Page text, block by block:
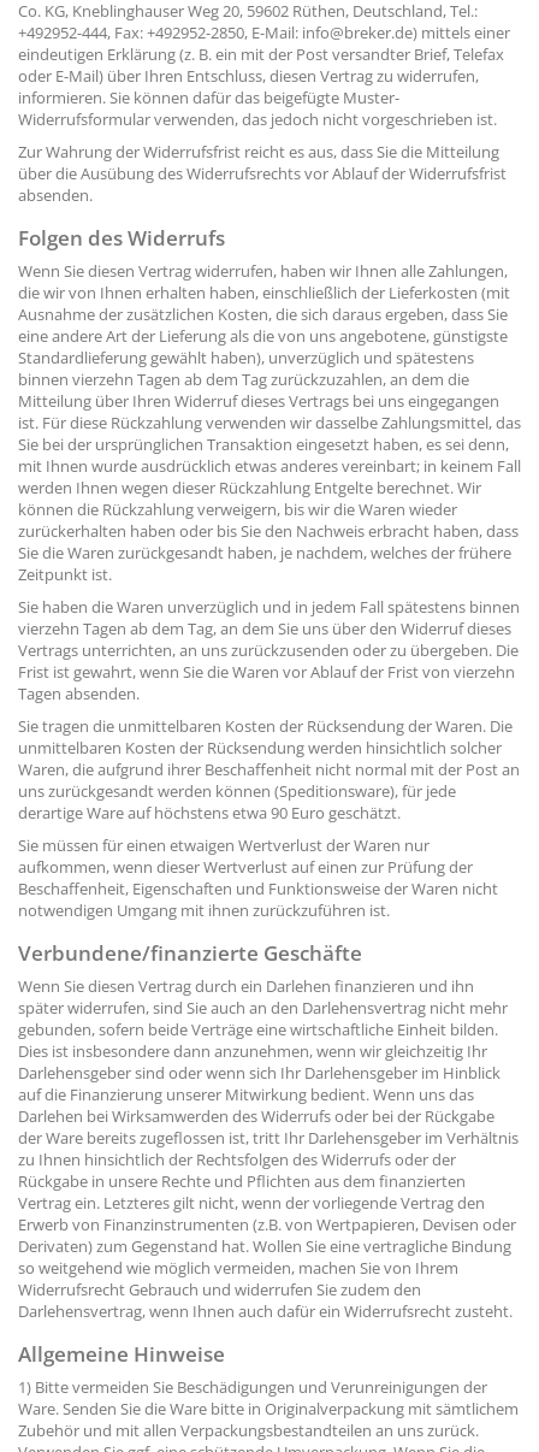
Co. KG, Kneblinghauser Weg 20, 59602 Rüthen, Deutschland, Tel.:
+492952-444, Fax: +492952-2850, E-Mail: info@breker.de) mittels einer
eindeutigen Erklärung (z. B. ein mit der Post versandter Brief, Telefax
oder E-Mail) über Ihren Entschluss, diesen Vertrag zu widerrufen,
informieren. Sie können dafür das beigefügte Muster-
Widerrufsformular verwenden, das jedoch nicht vorgeschrieben ist.
Zur Wahrung der Widerrufsfrist reicht es aus, dass Sie die Mitteilung
über die Ausübung des Widerrufsrechts vor Ablauf der Widerrufsfrist
absenden.
Folgen des Widerrufs
Wenn Sie diesen Vertrag widerrufen, haben wir Ihnen alle Zahlungen,
die wir von Ihnen erhalten haben, einschließlich der Lieferkosten (mit
Ausnahme der zusätzlichen Kosten, die sich daraus ergeben, dass Sie
eine andere Art der Lieferung als die von uns angebotene, günstigste
Standardlieferung gewählt haben), unverzüglich und spätestens
binnen vierzehn Tagen ab dem Tag zurückzuzahlen, an dem die
Mitteilung über Ihren Widerruf dieses Vertrags bei uns eingegangen
ist. Für diese Rückzahlung verwenden wir dasselbe Zahlungsmittel, das
Sie bei der ursprünglichen Transaktion eingesetzt haben, es sei denn,
mit Ihnen wurde ausdrücklich etwas anderes vereinbart; in keinem Fall
werden Ihnen wegen dieser Rückzahlung Entgelte berechnet. Wir
können die Rückzahlung verweigern, bis wir die Waren wieder
zurückerhalten haben oder bis Sie den Nachweis erbracht haben, dass
Sie die Waren zurückgesandt haben, je nachdem, welches der frühere
Zeitpunkt ist.
Sie haben die Waren unverzüglich und in jedem Fall spätestens binnen
vierzehn Tagen ab dem Tag, an dem Sie uns über den Widerruf dieses
Vertrags unterrichten, an uns zurückzusenden oder zu übergeben. Die
Frist ist gewahrt, wenn Sie die Waren vor Ablauf der Frist von vierzehn
Tagen absenden.
Sie tragen die unmittelbaren Kosten der Rücksendung der Waren. Die
unmittelbaren Kosten der Rücksendung werden hinsichtlich solcher
Waren, die aufgrund ihrer Beschaffenheit nicht normal mit der Post an
uns zurückgesandt werden können (Speditionsware), für jede
derartige Ware auf höchstens etwa 90 Euro geschätzt.
Sie müssen für einen etwaigen Wertverlust der Waren nur
aufkommen, wenn dieser Wertverlust auf einen zur Prüfung der
Beschaffenheit, Eigenschaften und Funktionsweise der Waren nicht
notwendigen Umgang mit ihnen zurückzuführen ist.
Verbundene/finanzierte Geschäfte
Wenn Sie diesen Vertrag durch ein Darlehen finanzieren und ihn
später widerrufen, sind Sie auch an den Darlehensvertrag nicht mehr
gebunden, sofern beide Verträge eine wirtschaftliche Einheit bilden.
Dies ist insbesondere dann anzunehmen, wenn wir gleichzeitig Ihr
Darlehensgeber sind oder wenn sich Ihr Darlehensgeber im Hinblick
auf die Finanzierung unserer Mitwirkung bedient. Wenn uns das
Darlehen bei Wirksamwerden des Widerrufs oder bei der Rückgabe
der Ware bereits zugeflossen ist, tritt Ihr Darlehensgeber im Verhältnis
zu Ihnen hinsichtlich der Rechtsfolgen des Widerrufs oder der
Rückgabe in unsere Rechte und Pflichten aus dem finanzierten
Vertrag ein. Letzteres gilt nicht, wenn der vorliegende Vertrag den
Erwerb von Finanzinstrumenten (z.B. von Wertpapieren, Devisen oder
Derivaten) zum Gegenstand hat. Wollen Sie eine vertragliche Bindung
so weitgehend wie möglich vermeiden, machen Sie von Ihrem
Widerrufsrecht Gebrauch und widerrufen Sie zudem den
Darlehensvertrag, wenn Ihnen auch dafür ein Widerrufsrecht zusteht.
Allgemeine Hinweise
1) Bitte vermeiden Sie Beschädigungen und Verunreinigungen der
Ware. Senden Sie die Ware bitte in Originalverpackung mit sämtlichem
Zubehör und mit allen Verpackungsbestandteilen an uns zurück.